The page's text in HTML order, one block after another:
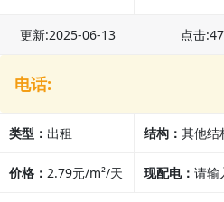
更新:2025-06-13 点击:47
电话:
类型： 出租 结构：其他结
价格： 2.79元/m²/天 现配电：请输